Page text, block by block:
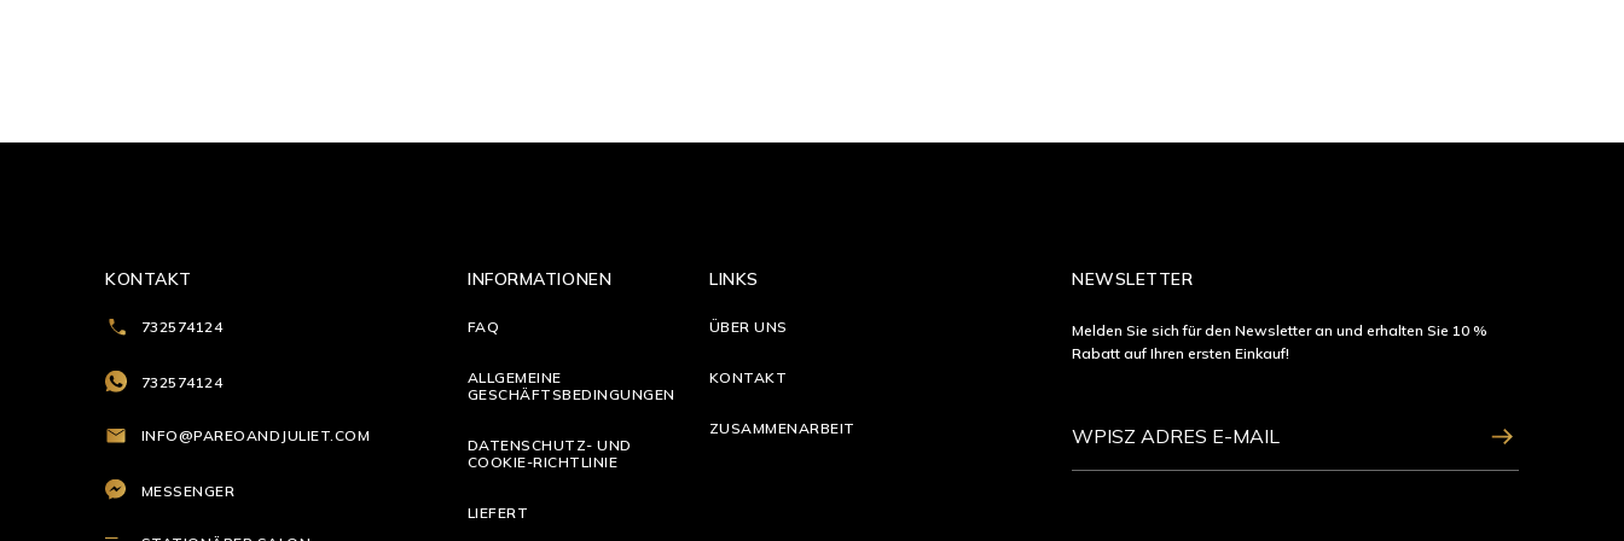
KONTAKT
732574124
732574124
INFO@PAREOANDJULIET.COM
MESSENGER
INFORMATIONEN
FAQ
ALLGEMEINE
GESCHÄFTSBEDINGUNGEN
DATENSCHUTZ- UND
COOKIE-RICHTLINIE
LIEFERT
LINKS
ÜBER UNS
KONTAKT
ZUSAMMENARBEIT
NEWSLETTER
Melden Sie sich für den Newsletter an und erhalten Sie 10 %
Rabatt auf Ihren ersten Einkauf!